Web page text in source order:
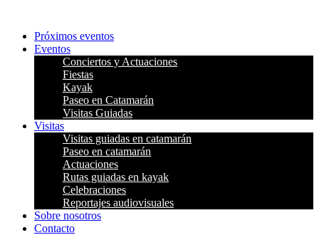
contenidoPróximos eventos
Eventos
Conciertos y Actuaciones
Fiestas
Kayak
Paseo en Catamarán
Visitas Guiadas
Visitas
Visitas guiadas en catamarán
Paseo en catamarán
Actuaciones
Rutas guiadas en kayak
Celebraciones
Reportajes audiovisuales
Sobre nosotros
Contacto